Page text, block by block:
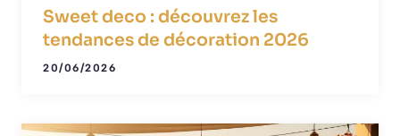
Sweet deco : découvrez les
tendances de décoration 2026
20/06/2026